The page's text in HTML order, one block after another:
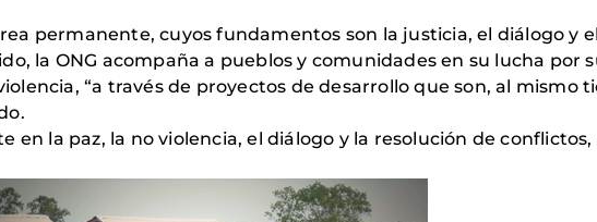
permanente, cuyos fundamentos son la justicia, el diálogo y
la ONG acompaña a pueblos y comunidades en su lucha por
“a través de proyectos de desarrollo que son, al mismo
en la paz, la no violencia, el diálogo y la resolución de